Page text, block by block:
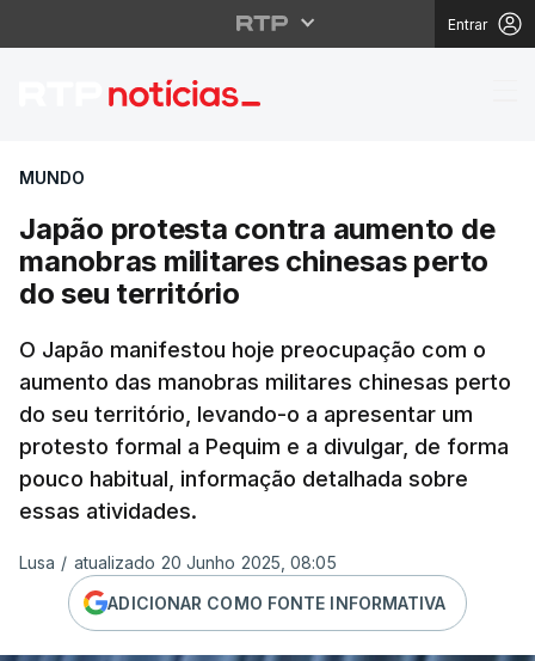
Entrar
Japão protesta
MUNDO
Japão protesta contra aumento de
manobras militares chinesas perto
do seu território
O Japão manifestou hoje preocupação com o
aumento das manobras militares chinesas perto
do seu território, levando-o a apresentar um
protesto formal a Pequim e a divulgar, de forma
pouco habitual, informação detalhada sobre
essas atividades.
Lusa / atualizado 20 Junho 2025, 08:05
ADICIONAR COMO FONTE INFORMATIVA